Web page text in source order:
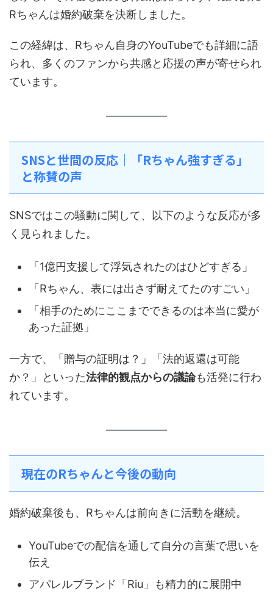
Rちゃんは婚約破棄を決断しました。
この経緯は、Rちゃん自身のYouTubeでも詳細に語
られ、多くのファンから共感と応援の声が寄せられ
ています。
SNSと世間の反応｜「Rちゃん強すぎる」
と称賛の声
SNSではこの騒動に関して、以下のような反応が多
く見られました。
「1億円支援して浮気されたのはひどすぎる」
「Rちゃん、表には出さず耐えてたのすごい」
「相手のためにここまでできるのは本当に愛が
あった証拠」
一方で、「贈与の証明は？」「法的返還は可能
か？」といった法律的観点からの議論も活発に行わ
れています。
現在のRちゃんと今後の動向
婚約破棄後も、Rちゃんは前向きに活動を継続。
YouTubeでの配信を通して自分の言葉で思いを
伝え
アパレルブランド「Riu」も精力的に展開中